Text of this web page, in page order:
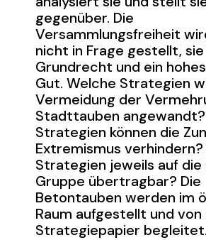
gegenüber. Die
Versammlungsfreiheit
nicht in Frage gestellt,
Grundrecht und ein
Gut. Welche Strategien
Vermeidung der
Stadttauben
Strategien können die
Extremismus verhindern?
Strategien jeweils auf die
Gruppe übertragbar? Die
Betontauben werden im
Raum aufgestellt und von
Strategiepapier begleitet.